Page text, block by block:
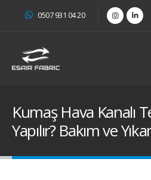
0507 931 04 20
Kumaş Hava Kanalı
Yapılır? Bakım ve